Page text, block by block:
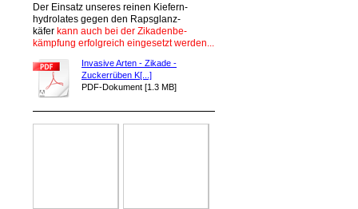
Der Einsatz unseres reinen Kiefern-
hydrolates gegen den Rapsglanz-
käfer kann auch bei der Zikadenbe-
kämpfung erfolgreich eingesetzt werden...
Invasive Arten - Zikade -
Zuckerrüben K[...]
PDF-Dokument [1.3 MB]